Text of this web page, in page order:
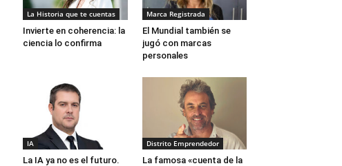
La Historia que te cuentas
Invierte en coherencia: la
ciencia lo confirma
Marca Registrada
El Mundial también se
jugó con marcas
personales
IA
La IA ya no es el futuro.
Distrito Emprendedor
La famosa «cuenta de la